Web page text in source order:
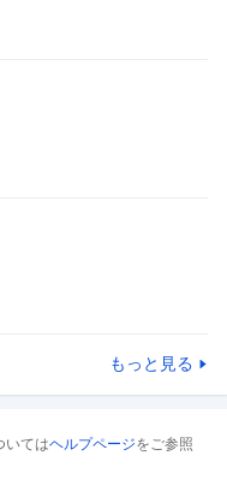
もっと見る
いてはヘルプページをご参照